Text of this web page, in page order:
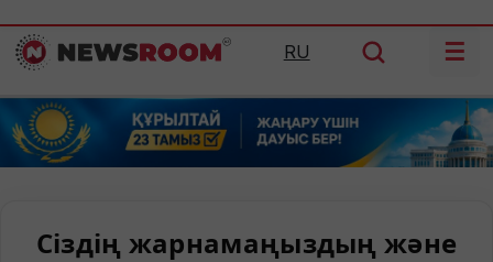
RU ☰
Сіздің жарнамаңыздың және